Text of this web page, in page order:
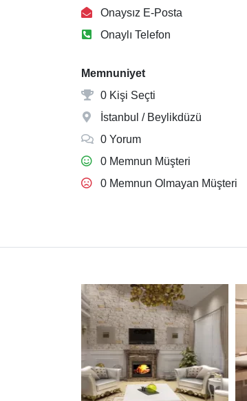
Onaysız E-Posta
Onaylı Telefon
Memnuniyet
0 Kişi Seçti
İstanbul / Beylikdüzü
0 Yorum
0 Memnun Müşteri
0 Memnun Olmayan Müşteri